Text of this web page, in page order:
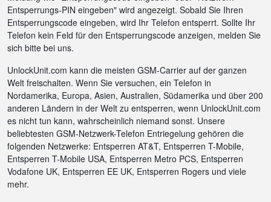
Entsperrungs-PIN eingeben" wird angezeigt. Sobald Sie Ihren
Entsperrungscode eingeben, wird Ihr Telefon entsperrt. Sollte Ihr
Telefon kein Feld für den Entsperrungscode anzeigen, melden Sie
sich bitte bei uns.
UnlockUnit.com kann die meisten GSM-Carrier auf der ganzen
Welt freischalten. Wenn Sie versuchen, ein Telefon in
Nordamerika, Europa, Asien, Australien, Südamerika und über 200
anderen Ländern in der Welt zu entsperren, wenn UnlockUnit.com
es nicht tun kann, wahrscheinlich niemand sonst. Unsere
beliebtesten GSM-Netzwerk-Telefon Entriegelung gehören die
folgenden Netzwerke: Entsperren AT&T, Entsperren T-Mobile,
Entsperren T-Mobile USA, Entsperren Metro PCS, Entsperren
Vodafone UK, Entsperren EE UK, Entsperren Rogers und viele
mehr.